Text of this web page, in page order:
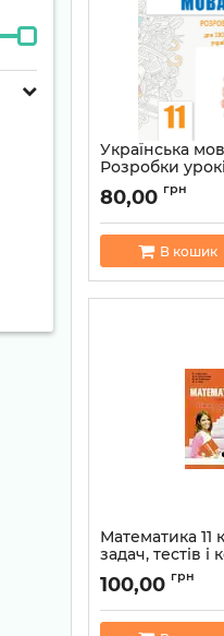
Українська
Розробки
навчанням
Артикул:
80,00 грн
В кошик
Математика 11
задач, тестів
робіт Рівень
Артикул:
100,00 грн